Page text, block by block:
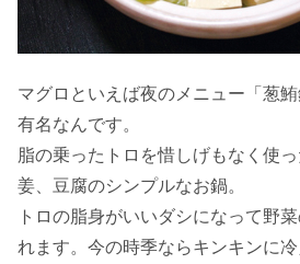
マグロといえば夜のメニュー「葱
有名なんです。
脂の乗ったトロを惜しげもなく使
姜、豆腐のシンプルなお鍋。
トロの脂身がいいダシになって野
れます。今の時季ならキンキンに